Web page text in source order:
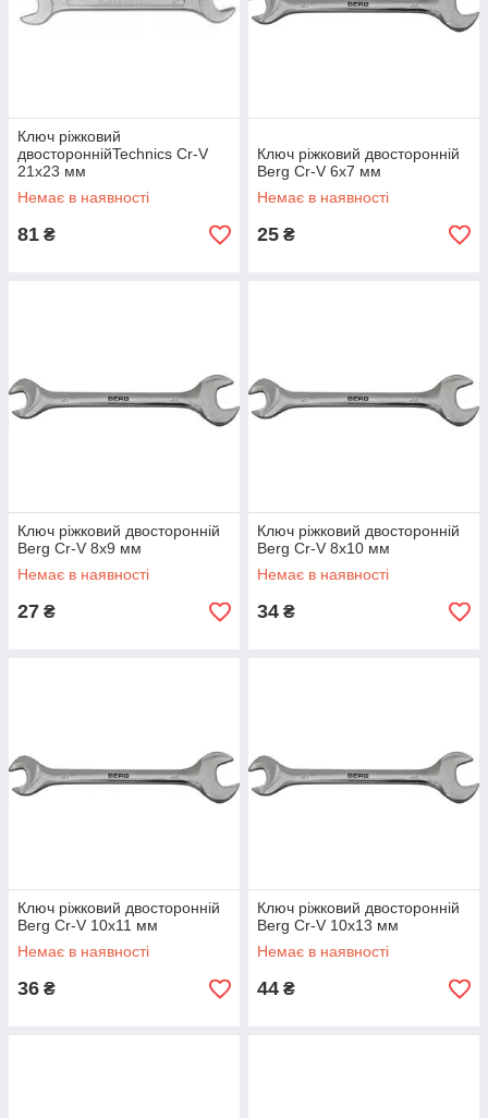
Ключ ріжковий
двостороннійTechnics Cr-V
21х23 мм
Немає в наявності
81 ₴
Ключ ріжковий двосторонній
Berg Cr-V 6х7 мм
Немає в наявності
25 ₴
Ключ ріжковий двосторонній
Berg Cr-V 8х9 мм
Немає в наявності
27 ₴
Ключ ріжковий двосторонній
Berg Cr-V 8x10 мм
Немає в наявності
34 ₴
Ключ ріжковий двосторонній
Berg Cr-V 10х11 мм
Немає в наявності
36 ₴
Ключ ріжковий двосторонній
Berg Cr-V 10x13 мм
Немає в наявності
44 ₴